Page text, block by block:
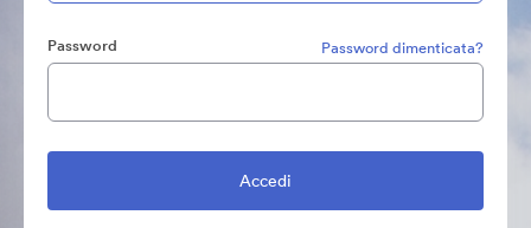
Password Password dimenticata?